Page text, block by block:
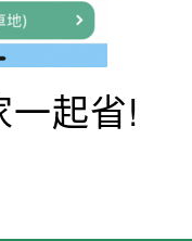
起省!